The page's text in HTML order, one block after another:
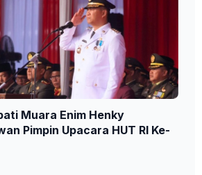
Muara Enim Henky
Pimpin Upacara HUT RI Ke-